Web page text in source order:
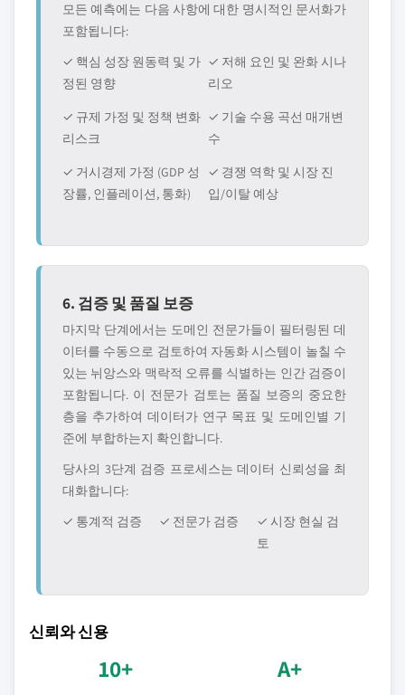
모든 예측에는 다음 사항에 대한 명시적인 문서화가
포함됩니다:
✓ 핵심 성장 원동력 및 가
정된 영향
✓ 저해 요인 및 완화 시나
리오
✓ 규제 가정 및 정책 변화
리스크
✓ 기술 수용 곡선 매개변
수
✓ 거시경제 가정 (GDP 성
장률, 인플레이션, 통화)
✓ 경쟁 역학 및 시장 진
입/이탈 예상
6. 검증 및 품질 보증
마지막 단계에서는 도메인 전문가들이 필터링된 데
이터를 수동으로 검토하여 자동화 시스템이 놀칠 수
있는 뉘앙스와 맥락적 오류를 식별하는 인간 검증이
포함됩니다. 이 전문가 검토는 품질 보증의 중요한
층을 추가하여 데이터가 연구 목표 및 도메인별 기
준에 부합하는지 확인합니다.
당사의 3단계 검증 프로세스는 데이터 신뢰성을 최
대화합니다:
✓ 통계적 검증
✓ 전문가 검증
✓ 시장 현실 검
토
신뢰와 신용
10+ A+